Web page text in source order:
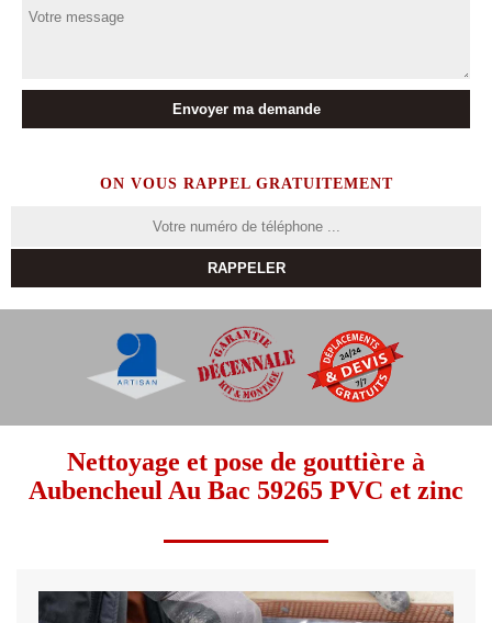
ON VOUS RAPPEL GRATUITEMENT
Nettoyage et pose de gouttière à
Aubencheul Au Bac 59265 PVC et zinc